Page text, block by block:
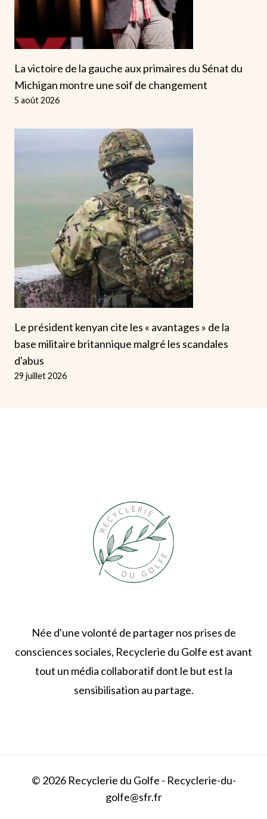
La victoire de la gauche aux primaires du Sénat du
Michigan montre une soif de changement
5 août 2026
Le président kenyan cite les « avantages » de la
base militaire britannique malgré les scandales
d'abus
29 juillet 2026
Née d'une volonté de partager nos prises de
consciences sociales, Recyclerie du Golfe est avant
tout un média collaboratif dont le but est la
sensibilisation au partage.
© 2026 Recyclerie du Golfe - Recyclerie-du-
golfe@sfr.fr